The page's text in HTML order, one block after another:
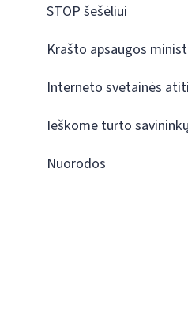
STOP šešėliui
Krašto apsaugos
Interneto svetainės
Ieškome turto savininkų
Nuorodos